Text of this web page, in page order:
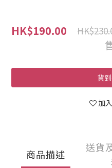
HK$190.00
貨
加
商品描述
送貨